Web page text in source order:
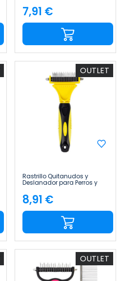
Botón de Liberación
Glückpet
Precio
7,91 €
OUTLET
Rastrillo Quitanudos y
Deslanador para Perros y
Gatos 23+12 Dientes
Redondeados Glückpet
Precio
8,91 €
OUTLET